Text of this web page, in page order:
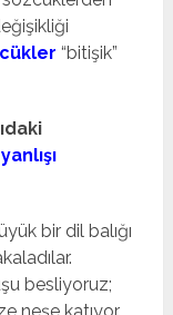
“bitişik”
bir dil balığı
besliyoruz;